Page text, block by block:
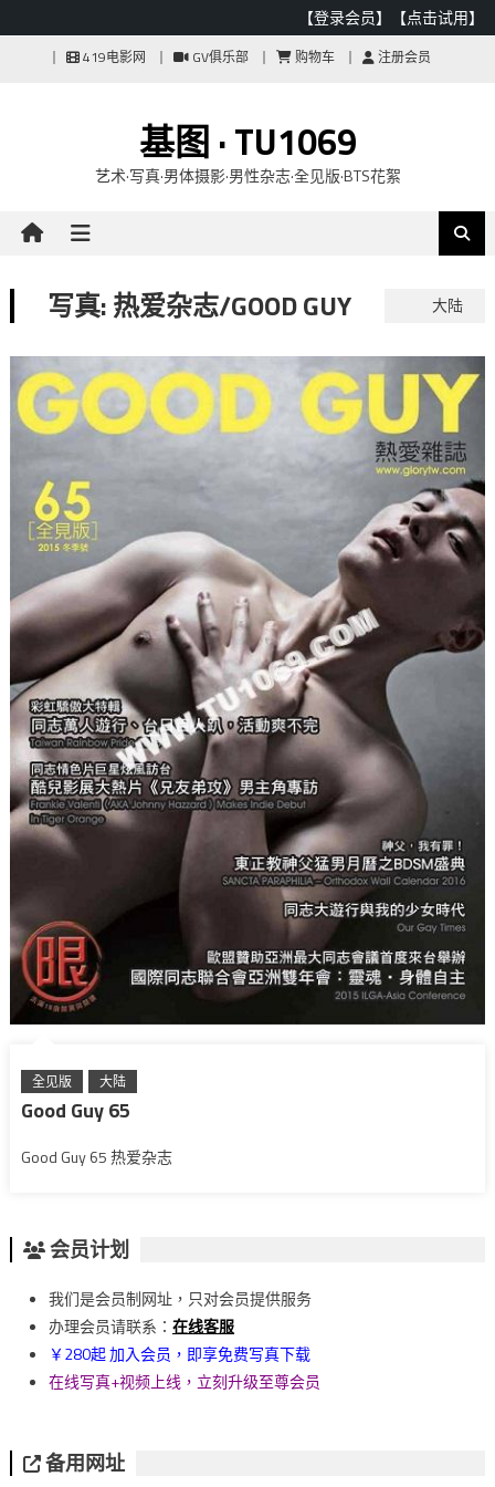
【登录会员】 【点击试用】
419电影网 GV俱乐部 购物车 注册会员
基图 · TU1069
艺术·写真·男体摄影·男性杂志·全见版·BTS花絮
写真: 热爱杂志/GOOD GUY 大陆
全见版 大陆
Good Guy 65
Good Guy 65 热爱杂志
会员计划
我们是会员制网址，只对会员提供服务
办理会员请联系： 在线客服
￥280起 加入会员，即享免费写真下载
在线写真+视频上线，立刻升级至尊会员
备用网址